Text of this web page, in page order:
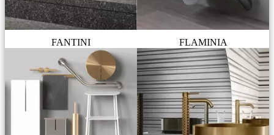
FANTINI FLAMINIA